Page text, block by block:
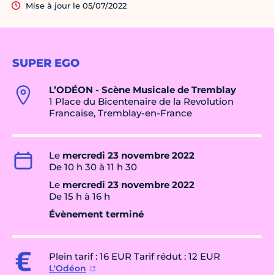
SUPER EGO
L’ODÉON - Scène Musicale de Tremblay
1 Place du Bicentenaire de la Revolution
Francaise, Tremblay-en-France
Le mercredi 23 novembre 2022
De 10 h 30 à 11 h 30
Le mercredi 23 novembre 2022
De 15 h à 16 h
Évènement terminé
Plein tarif : 16 EUR Tarif rédut : 12 EUR
L'Odéon
Mise à jour le 05/07/2022